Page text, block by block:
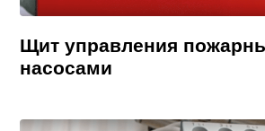
Щит управления
насосами